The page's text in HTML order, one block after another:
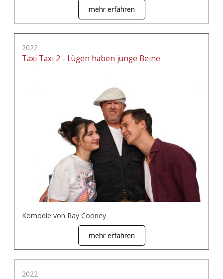
mehr erfahren
2022
Taxi Taxi 2 - Lügen haben junge Beine
Komödie von Ray Cooney
mehr erfahren
2022